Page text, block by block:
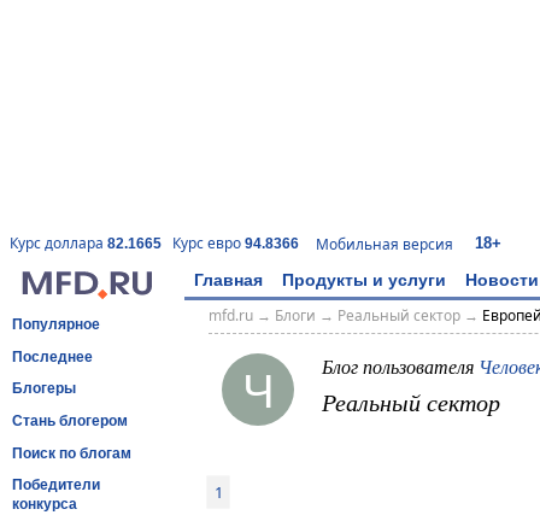
Курс доллара 82.1665 Курс евро 94.8366 Мобильная версия 18+
Главная Продукты и услуги Новости
Популярное
Последнее
Блогеры
Стань блогером
Поиск по блогам
Победители
конкурса
mfd.ru→ Блоги → Реальный сектор→
Ч Блог пользователя
Реальный сектор
1